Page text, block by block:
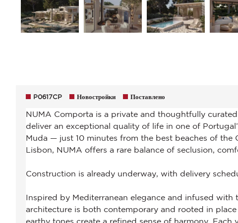
P0617CP Новостройки Поставлено